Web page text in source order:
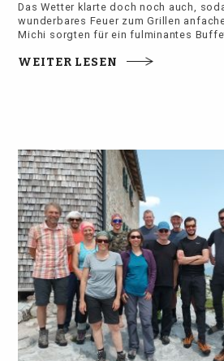
Das Wetter klarte doch noch auch,
wunderbares Feuer zum Grillen
Michi sorgten für ein fulminantes
WEITER LESEN